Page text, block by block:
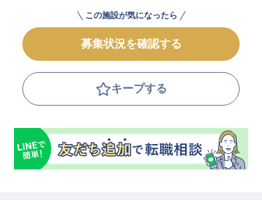
この施設が気になったら
募集状況を確認する
キープする